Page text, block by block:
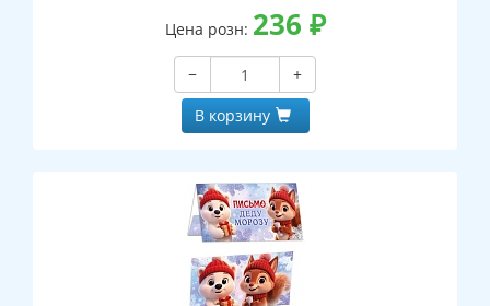
Цена розн: 236 ₽
−
+
В корзину